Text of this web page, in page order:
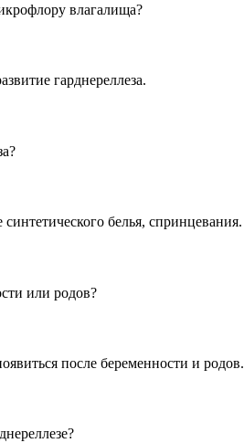
влагалища?
гарднереллеза.
белья, спринцевания.
или родов?
после беременности и родов.